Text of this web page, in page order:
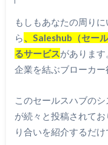
もしもあなたの周り
ら、Saleshub（セー
るサービスがありま
企業を結ぶブローカー
このセールスハブの
が続々と投稿されて
り合いを紹介するだ